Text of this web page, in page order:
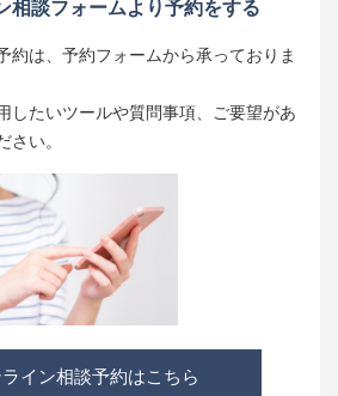
相談フォームより予約をする
約は、予約フォームから承っておりま
したいツールや質問事項、ご要望があ
さい。
イン相談予約はこちら